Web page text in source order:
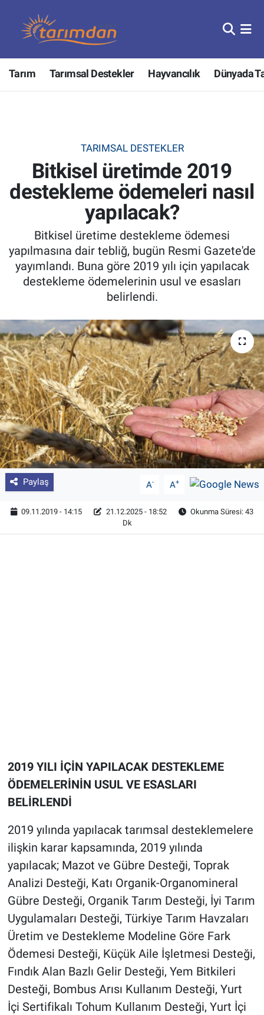
Tarım Tarımsal Destekler Hayvancılık Dünyada
TARIMSAL DESTEKLER
Bitkisel üretimde 2019
destekleme ödemeleri nasıl
yapılacak?
Bitkisel üretime destekleme ödemesi
yapılmasına dair tebliğ, bugün Resmi Gazete'de
yayımlandı. Buna göre 2019 yılı için yapılacak
destekleme ödemelerinin usul ve esasları
belirlendi.
Paylaş A- A+
09.11.2019 - 14:15 21.12.2025 - 18:52
Okunma Süresi: 43
Dk
2019 YILI İÇİN YAPILACAK DESTEKLEME
ÖDEMELERİNİN USUL VE ESASLARI
BELİRLENDİ
2019 yılında yapılacak tarımsal desteklemelere
ilişkin karar kapsamında, 2019 yılında
yapılacak; Mazot ve Gübre Desteği, Toprak
Analizi Desteği, Katı Organik-Organomineral
Gübre Desteği, Organik Tarım Desteği, İyi Tarım
Uygulamaları Desteği, Türkiye Tarım Havzaları
Üretim ve Destekleme Modeline Göre Fark
Ödemesi Desteği, Küçük Aile İşletmesi Desteği,
Fındık Alan Bazlı Gelir Desteği, Yem Bitkileri
Desteği, Bombus Arısı Kullanım Desteği, Yurt
İçi Sertifikalı Tohum Kullanım Desteği, Yurt İçi
Tarım
Hayvancılık
Tarımsal Destekler
Tarım Bakanlığı
Tarım Kredi Kooperatifleri
Pankobirlik
Tarım Bilgisi
Yetiştirici Soruyor
Dünyada Tarım
Üretici Birlikleri
Şeker ve Şekerli Mamüller
Nöbetçi Eczaneler
Hava Durumu
Tüm Manşetler
Son Dakika Haberleri
Haber Arşivi